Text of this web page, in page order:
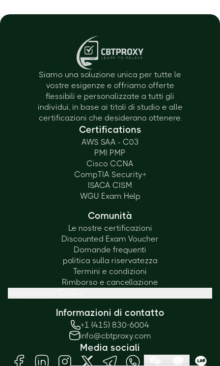
Siamo una soluzione unica per tutte le
vostre esigenze e offriamo offerte
flessibili e personalizzate a tutti gli
individui, in base ai titoli di studio e alle
certificazioni che desiderano ottenere.
Certifications
AWS SAA - C03
PMI PMP
Cisco CCNA
CompTIA Security+
ISACA CISM
WGU Exam Help
Comunità
Le nostre certificazioni
Discounted Exam Voucher
Domande frequenti
politica sulla riservatezza
Termini e condizioni
Rimborso e cancellazione
Informazioni di contatto
+1 (415) 830-6004
info@cbtproxy.com
Media sociali